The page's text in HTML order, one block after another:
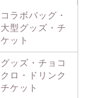
コラボバッグ・
大型グッズ・チ
ケット
グッズ・チョコ
クロ・ドリンク
チケット